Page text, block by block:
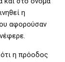
η
αφορούσαν
η πρόοδος